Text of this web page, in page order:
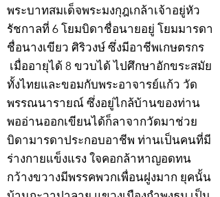
พระบาทสมเด็จพระมงกุฎเกล้าเจ้าอยู่หัว
รัชกาลที่ 6 โยมบิดาชื่อนายอยู่ โยมมารดา
ชื่อนางเขียว ศิริวงษ์ ซึ่งมีอาชีพเกษตรกร
เมื่ออายุได้ 8 ขวบได้ ไปศึกษาอักขระสมัย
ทั้งไทยและขอมกับพระอาจารย์แก้ว วัด
พรรณนารายณ์ ซึ่งอยู่ไกล้บ้านของท่าน
พออ่านออกเขียนได้ก็ลาจากวัดมาช่วย
บิดามารดาประกอบอาชีพ ท่านเป็นคนที่มี
ร่างกายแข็งแรง ใจคอกล้าหาญอดทน
กว้างขวางมีพรรคพวกเพื่อนฝูงมาก ยุคนั้น